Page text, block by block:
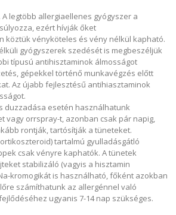
A legtöbb allergiaellenes gyógyszer a
ezért hívják őket
köztük vényköteles és vény nélkül kapható.
gyógyszerek szedését is megbeszéljük
típusú antihisztaminok álmosságot
gépekkel történő munkavégzés előtt
Az újabb fejlesztésű antihiasztaminok
duzzadása esetén használhatunk
vagy orrspray-t, azonban csak pár napig,
rontják, tartósítják a tüneteket.
tartalmú gyulladásgátló
csak vényre kaphatók. A tünetek
stabilizáló (vagyis a hisztamin
kromogikát is használható, főként azokban
számíthatunk az allergénnel való
ugyanis 7-14 nap szükséges.